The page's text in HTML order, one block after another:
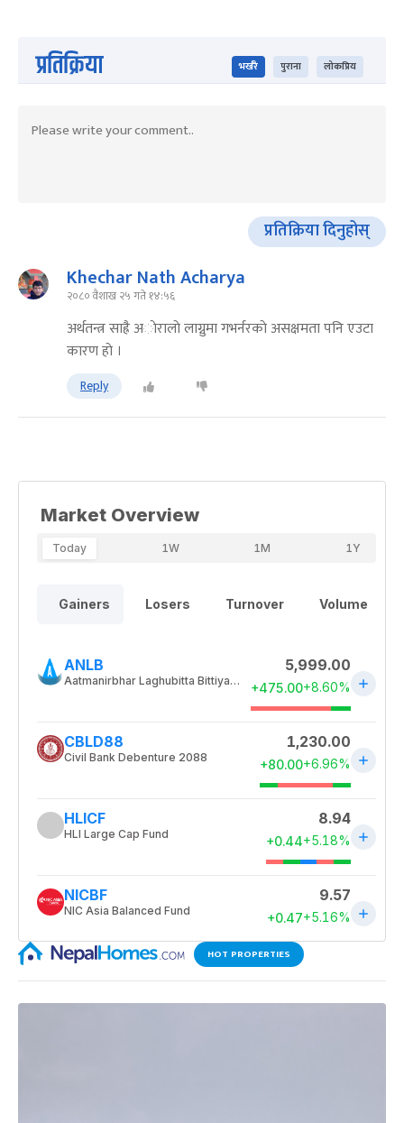
प्रतिक्रिया भर्खरै पुराना लोकप्रिय
प्रतिक्रिया दिनुहोस्
Khechar Nath Acharya
२०८० वैशाख २५ गते १४:५६
अर्थतन्त्र साह्रै अाेरालाे लाग्नुमा गभर्नरकाे असक्षमता पनि एउटा
कारण हाे ।
Reply
HOT PROPERTIES